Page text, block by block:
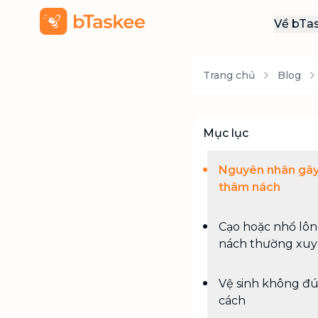
Về
Trang chủ Blog
Mục lục
Nguyên nhân
thâm nách
Cạo hoặc nhổ
nách thường
Vệ sinh không
cách